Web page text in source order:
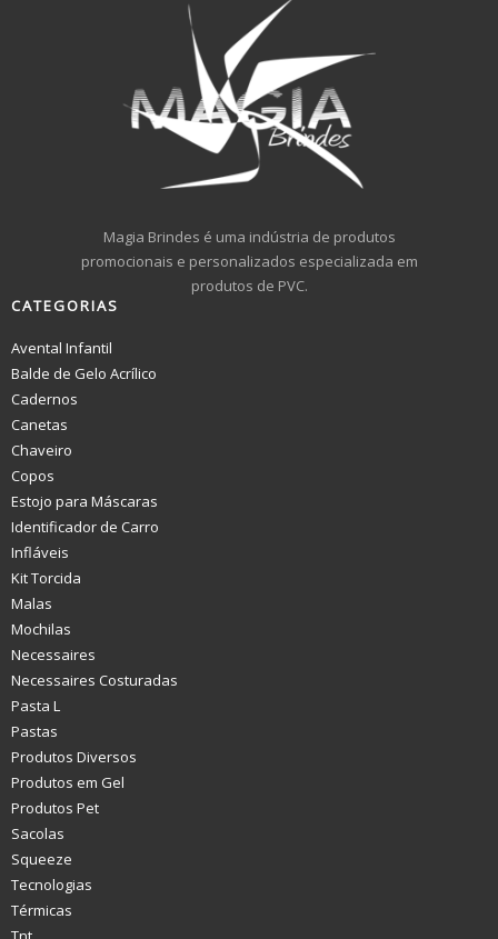
Magia Brindes é uma indústria de produtos
promocionais e personalizados especializada em
produtos de PVC.
CATEGORIAS
Avental Infantil
Balde de Gelo Acrílico
Cadernos
Canetas
Chaveiro
Copos
Estojo para Máscaras
Identificador de Carro
Infláveis
Kit Torcida
Malas
Mochilas
Necessaires
Necessaires Costuradas
Pasta L
Pastas
Produtos Diversos
Produtos em Gel
Produtos Pet
Sacolas
Squeeze
Tecnologias
Térmicas